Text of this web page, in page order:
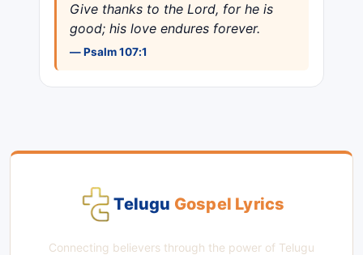
Give thanks to the Lord, for he is
good; his love endures forever.
— Psalm 107:1
Telugu Gospel Lyrics
Connecting believers through the power of Telugu